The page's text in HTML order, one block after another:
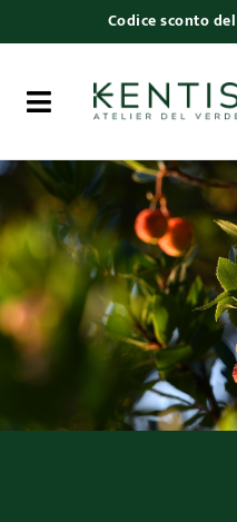
Codice sconto
Toggle
Navigation
Ricerca
prodotti
Piante da interno
Piante da esterno